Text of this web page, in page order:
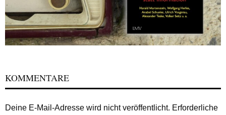
KOMMENTARE
Deine E-Mail-Adresse wird nicht veröffentlicht. Erforderliche